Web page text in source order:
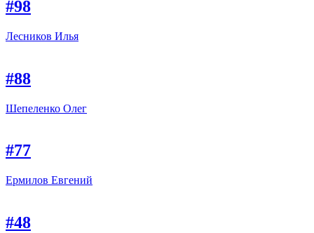
#98
Лесников Илья
#88
Шепеленко Олег
#77
Ермилов Евгений
#48